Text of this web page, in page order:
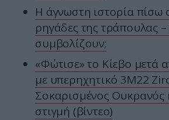
H άγνωστη ιστορία πίσω
ρηγάδες της τράπουλας –
συμβολίζουν;
«Φώτισε» το Κίεβο μετά
με υπερηχητικό 3M22
Σοκαρισμένος Ουκρανός
στιγμή (βίντεο)